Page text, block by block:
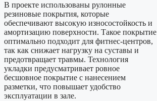
В проекте использованы рулонные
резиновые покрытия, которые
обеспечивают высокую износостойкость и
амортизацию поверхности. Такое покрытие
оптимально подходит для фитнес-центров,
так как снижает нагрузку на суставы и
предотвращает травмы. Технология
укладки предусматривает ровное
бесшовное покрытие с нанесением
разметки, что повышает удобство
эксплуатации в зале.